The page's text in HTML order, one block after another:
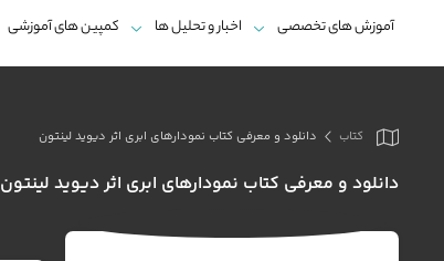
آموزش های تخصصی اخبار و تحلیل ها کمپین های آموزشی
کتاب دانلود و معرفی کتاب نمودارهای ابری اثر دیوید لینتون
دانلود و معرفی کتاب نمودارهای ابری اثر دیوید لینتون